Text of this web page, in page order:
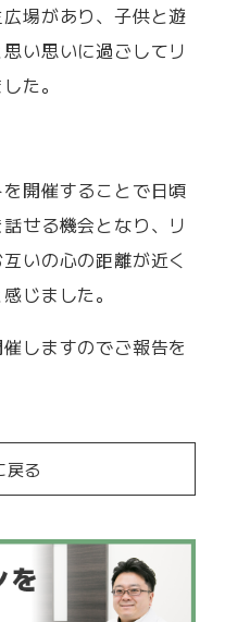
場があり、子供と遊
い思いに過ごしてリ
た。
開催することで日頃
せる機会となり、リ
いの心の距離が近く
じました。
しますのでご報告を
戻る